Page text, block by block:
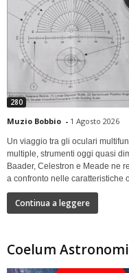
280
Muzio Bobbio - 1 Agosto 2026
Un viaggio tra gli oculari
multiple, strumenti oggi quasi
Baader, Celestron e Meade ne
a confronto nelle caratteristiche
Continua a leggere
Coelum